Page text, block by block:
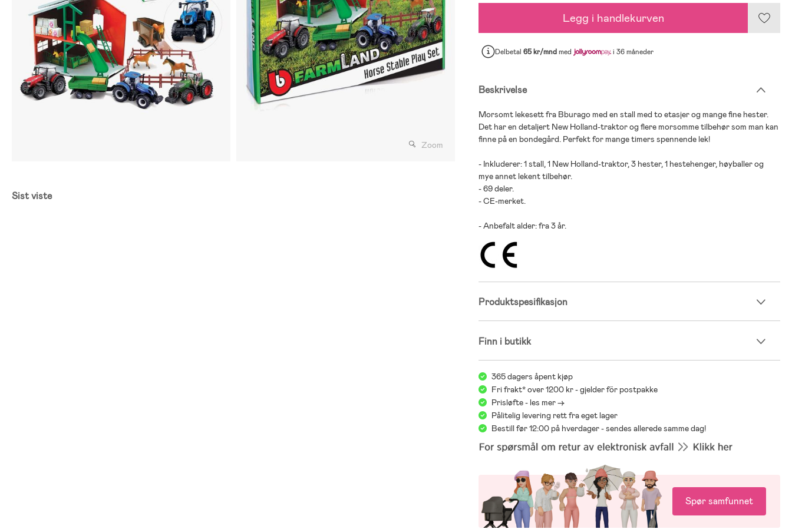
Zoom
Sist viste
Legg i handlekurven
Delbetal65 kr/mnd med i 36 måneder
Beskrivelse
Morsomt lekesett fra Bburago med en stall med to etasjer og mange fine hester.
Det har en detaljert New Holland-traktor og flere morsomme tilbehør som man kan
finne på en bondegård. Perfekt for mange timers spennende lek!
- Inkluderer: 1 stall, 1 New Holland-traktor, 3 hester, 1 hestehenger, høyballer og
mye annet lekent tilbehør.
- 69 deler.
- CE-merket.
- Anbefalt alder: fra 3 år.
Produktspesifikasjon
Finn i butikk
365 dagers åpent kjøp
Fri frakt* over 1200 kr - gjelder för postpakke
Prisløfte - les mer ->
Pålitelig levering rett fra eget lager
Bestill før 12:00 på hverdager - sendes allerede samme dag!
Spør samfunnet